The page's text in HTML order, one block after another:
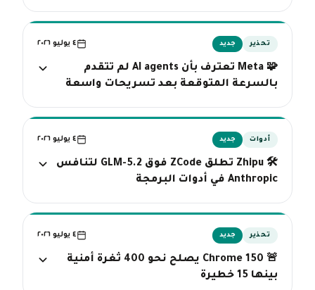
تحذير جديد ٤ يوليو ٢٠٢٦
🧩 Meta تعترف بأن AI agents لم تتقدم
بالسرعة المتوقعة بعد تسريحات واسعة
أدوات جديد ٤ يوليو ٢٠٢٦
🛠️ Zhipu تطلق ZCode فوق GLM-5.2 لتنافس
Anthropic في أدوات البرمجة
تحذير جديد ٤ يوليو ٢٠٢٦
🚨 Chrome 150 يصلح نحو 400 ثغرة أمنية
بينها 15 خطيرة